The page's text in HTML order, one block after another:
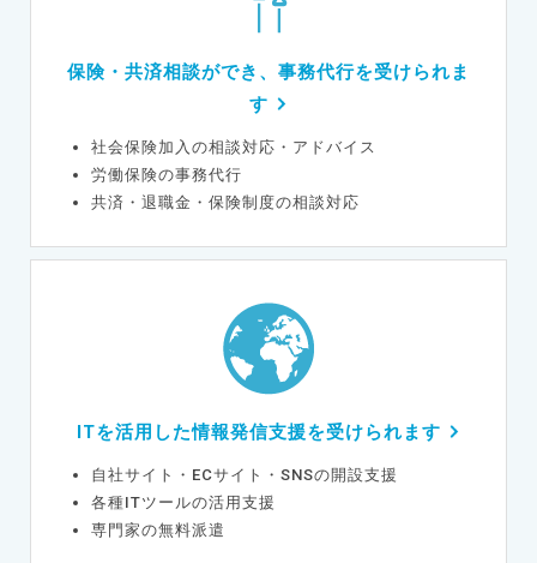
保険・共済相談ができ、事務代行を受けられま
す
社会保険加入の相談対応・アドバイス
労働保険の事務代行
共済・退職金・保険制度の相談対応
ITを活用した情報発信支援を受けられます
自社サイト・ECサイト・SNSの開設支援
各種ITツールの活用支援
専門家の無料派遣